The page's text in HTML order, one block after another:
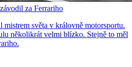
za Ferrariho
mistrem světa v královně motorsportu.
několikrát velmi blízko. Stejně to měl